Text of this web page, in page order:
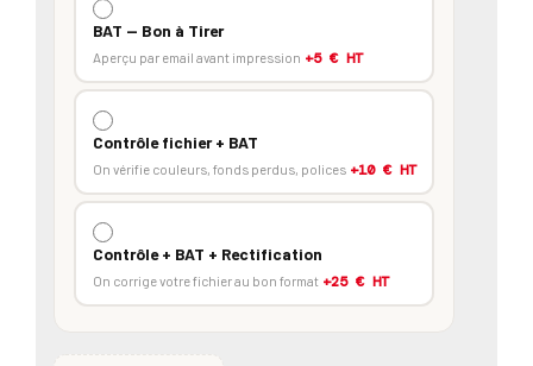
BAT — Bon à Tirer
Aperçu par email avant impression +5 € HT
Contrôle fichier + BAT
On vérifie couleurs, fonds perdus, polices +10 € HT
Contrôle + BAT + Rectification
On corrige votre fichier au bon format +25 € HT